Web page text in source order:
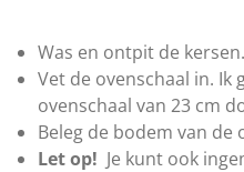
Was en ontpit de kersen.
Vet de ovenschaal in. Ik
ovenschaal van 23 cm
Beleg de bodem van de
Let op! Je kunt ook